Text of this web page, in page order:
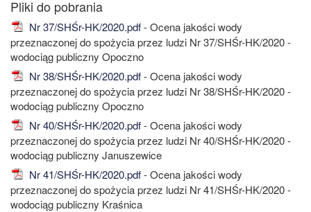
Nr 37/SHŚr-HK/2020.pdf- Ocena jakości wody
przeznaczonej do spożycia przez ludzi Nr 37/SHŚr-HK/2020 -
wodociąg publiczny Opoczno
Nr 38/SHŚr-HK/2020.pdf- Ocena jakości wody
przeznaczonej do spożycia przez ludzi Nr 38/SHŚr-HK/2020 -
wodociąg publiczny Opoczno
Nr 40/SHŚr-HK/2020.pdf- Ocena jakości wody
przeznaczonej do spożycia przez ludzi Nr 40/SHŚr-HK/2020 -
wodociąg publiczny Januszewice
Nr 41/SHŚr-HK/2020.pdf- Ocena jakości wody
przeznaczonej do spożycia przez ludzi Nr 41/SHŚr-HK/2020 -
wodociąg publiczny Kraśnica